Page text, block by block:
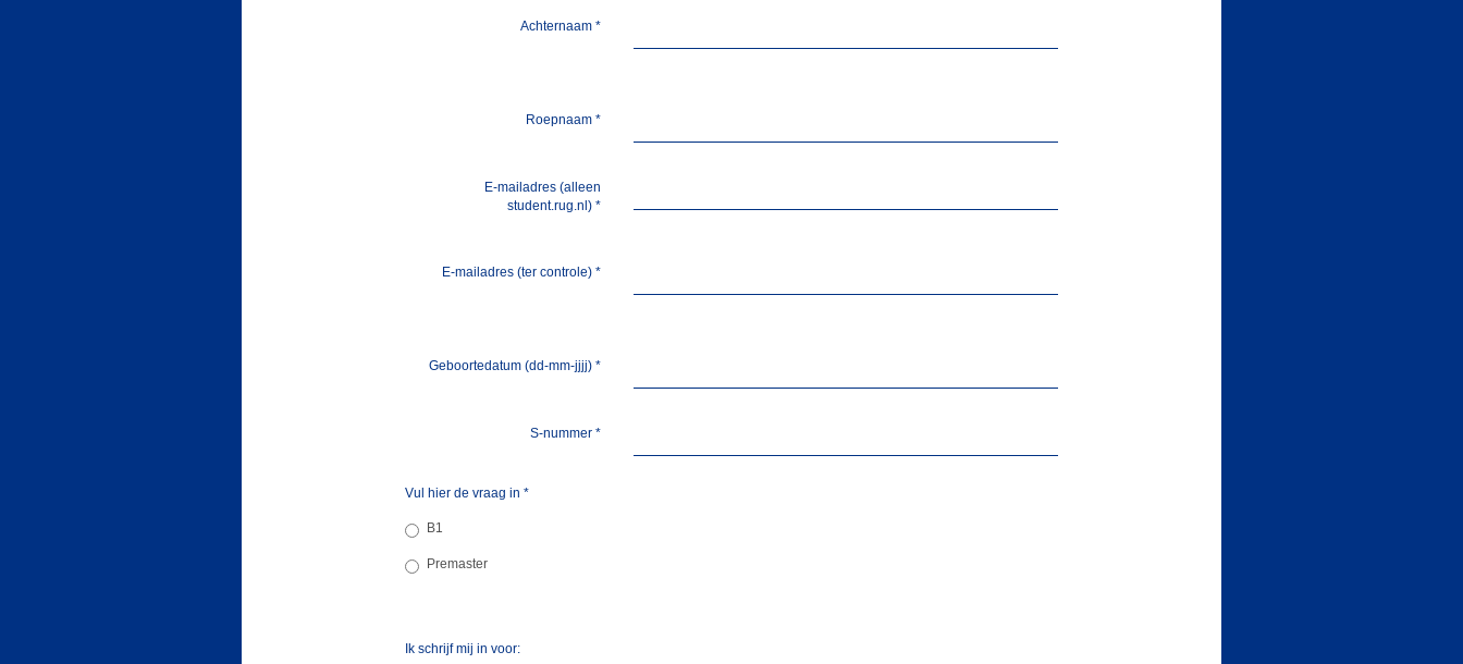
Achternaam *
Roepnaam *
E-mailadres (alleen
student.rug.nl) *
E-mailadres (ter controle) *
Geboortedatum (dd-mm-jjjj) *
S-nummer *
Vul hier de vraag in *
B1
Premaster
Ik schrijf mij in voor: